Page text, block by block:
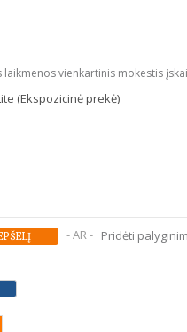
vienkartinis mokestis
(Ekspozicinė prekė)
- AR - Pridėti